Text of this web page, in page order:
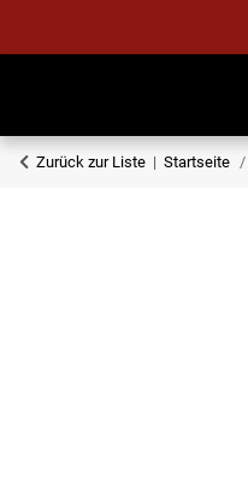
Zurück zur Liste Startseite